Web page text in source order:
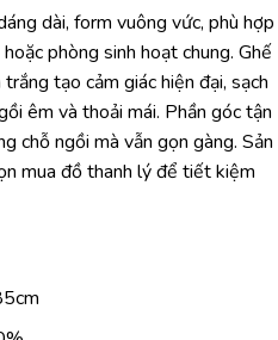
dài, form vuông vức, phù hợp
phòng sinh hoạt chung. Ghế
tạo cảm giác hiện đại, sạch
êm và thoải mái. Phần góc tận
chỗ ngồi mà vẫn gọn gàng. Sản
mua đồ thanh lý để tiết kiệm